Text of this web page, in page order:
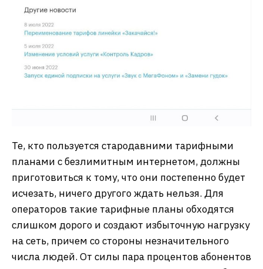
Те, кто пользуется стародавними тарифными
планами с безлимитным интернетом, должны
приготовиться к тому, что они постепенно будет
исчезать, ничего другого ждать нельзя. Для
операторов такие тарифные планы обходятся
слишком дорого и создают избыточную нагрузку
на сеть, причем со стороны незначительного
числа людей. От силы пара процентов абонентов